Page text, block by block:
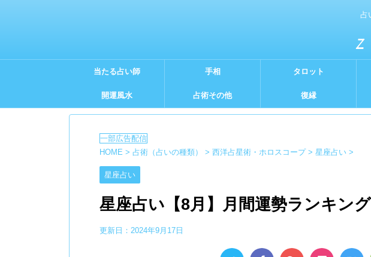
占
当たる占い師 手相 タロット
開運風水 占術その他 復縁
HOME > 占術（占いの種類） > 西洋占星術・ホロスコープ > 星座占い >
星座占い
星座占い【8月】月間運勢ランキング
更新日： 2024年9月17日